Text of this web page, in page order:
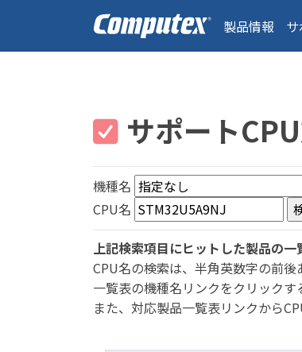
製品情報
サポート
機種名
CPU名
上記検索項目にヒットした製品の一
CPU名の検索は、半角英数字の前後
一覧表の機種名リンクをクリックす
また、対応製品一覧表リンクから